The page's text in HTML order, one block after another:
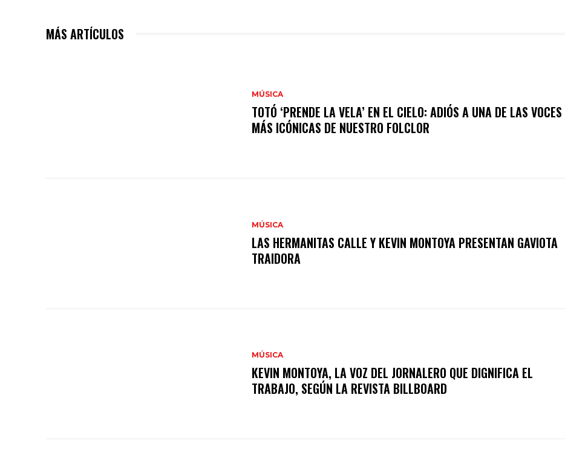
MÁS ARTÍCULOS
MÚSICA
TOTÓ ‘PRENDE LA VELA’ EN EL CIELO: ADIÓS A UNA DE LAS VOCES
MÁS ICÓNICAS DE NUESTRO FOLCLOR
MÚSICA
LAS HERMANITAS CALLE Y KEVIN MONTOYA PRESENTAN GAVIOTA
TRAIDORA
MÚSICA
KEVIN MONTOYA, LA VOZ DEL JORNALERO QUE DIGNIFICA EL
TRABAJO, SEGÚN LA REVISTA BILLBOARD